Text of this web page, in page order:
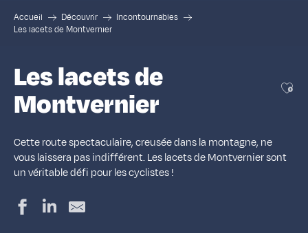
Accueil Découvrir
Incontournables
Les lacets de Montvernier
Les lacets de
Montvernier
Cette route spectaculaire, creusée dans la montagne, ne
vous laissera pas indifférent. Les lacets de Montvernier sont
un véritable défi pour les cyclistes !